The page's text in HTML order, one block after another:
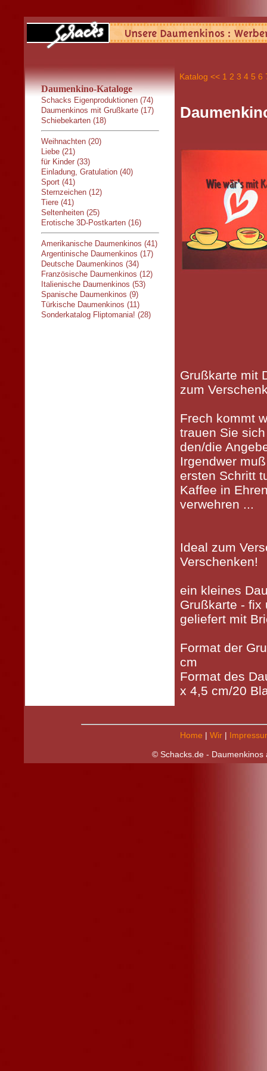
Daumenkino-Kataloge
Schacks Eigenproduktionen (74)
Daumenkinos mit Grußkarte (17)
Schiebekarten (18)
Weihnachten (20)
Liebe (21)
für Kinder (33)
Einladung, Gratulation (40)
Sport (41)
Sternzeichen (12)
Tiere (41)
Seltenheiten (25)
Erotische 3D-Postkarten (16)
Amerikanische Daumenkinos (41)
Argentinische Daumenkinos (17)
Deutsche Daumenkinos (34)
Französische Daumenkinos (12)
Italienische Daumenkinos (53)
Spanische Daumenkinos (9)
Türkische Daumenkinos (11)
Sonderkatalog Fliptomania! (28)
Katalog << 1 2 3 4 5 6
Grußkarte mit
zum
Frech kommt
trauen Sie
den/die
Irgendwer
ersten Schritt
Kaffee in
verwehren ...
Ideal zum
Verschenken!
ein kleines
Grußkarte - fix
geliefert mit
Format der
cm
Format des
x 4,5 cm/20
Home | Wir|
© Schacks.de - Daumenkinos